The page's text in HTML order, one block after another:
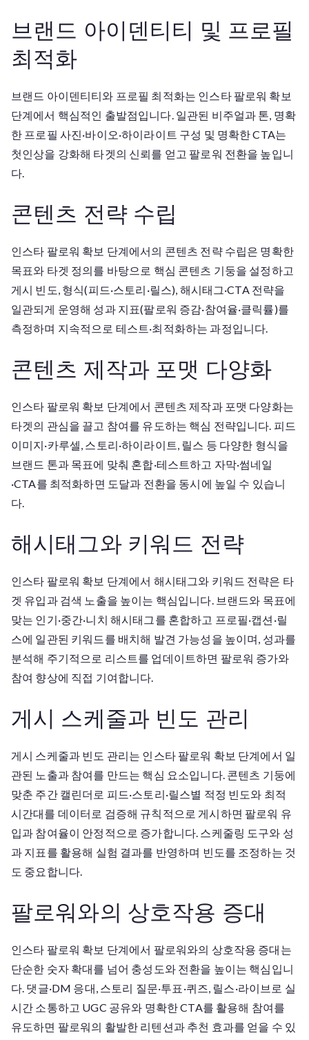
브랜드 아이덴티티 및 프로필
최적화
브랜드 아이덴티티와 프로필 최적화는 인스타 팔로워 확보
단계에서 핵심적인 출발점입니다. 일관된 비주얼과 톤, 명확
한 프로필 사진·바이오·하이라이트 구성 및 명확한 CTA는
첫인상을 강화해 타겟의 신뢰를 얻고 팔로워 전환을 높입니
다.
콘텐츠 전략 수립
인스타 팔로워 확보 단계에서의 콘텐츠 전략 수립은 명확한
목표와 타겟 정의를 바탕으로 핵심 콘텐츠 기둥을 설정하고
게시 빈도, 형식(피드·스토리·릴스), 해시태그·CTA 전략을
일관되게 운영해 성과 지표(팔로워 증감·참여율·클릭률)를
측정하며 지속적으로 테스트·최적화하는 과정입니다.
콘텐츠 제작과 포맷 다양화
인스타 팔로워 확보 단계에서 콘텐츠 제작과 포맷 다양화는
타겟의 관심을 끌고 참여를 유도하는 핵심 전략입니다. 피드
이미지·카루셀, 스토리·하이라이트, 릴스 등 다양한 형식을
브랜드 톤과 목표에 맞춰 혼합·테스트하고 자막·썸네일
·CTA를 최적화하면 도달과 전환을 동시에 높일 수 있습니
다.
해시태그와 키워드 전략
인스타 팔로워 확보 단계에서 해시태그와 키워드 전략은 타
겟 유입과 검색 노출을 높이는 핵심입니다. 브랜드와 목표에
맞는 인기·중간·니치 해시태그를 혼합하고 프로필·캡션·릴
스에 일관된 키워드를 배치해 발견 가능성을 높이며, 성과를
분석해 주기적으로 리스트를 업데이트하면 팔로워 증가와
참여 향상에 직접 기여합니다.
게시 스케줄과 빈도 관리
게시 스케줄과 빈도 관리는 인스타 팔로워 확보 단계에서 일
관된 노출과 참여를 만드는 핵심 요소입니다. 콘텐츠 기둥에
맞춘 주간 캘린더로 피드·스토리·릴스별 적정 빈도와 최적
시간대를 데이터로 검증해 규칙적으로 게시하면 팔로워 유
입과 참여율이 안정적으로 증가합니다. 스케줄링 도구와 성
과 지표를 활용해 실험 결과를 반영하며 빈도를 조정하는 것
도 중요합니다.
팔로워와의 상호작용 증대
인스타 팔로워 확보 단계에서 팔로워와의 상호작용 증대는
단순한 숫자 확대를 넘어 충성도와 전환을 높이는 핵심입니
다. 댓글·DM 응대, 스토리 질문·투표·퀴즈, 릴스·라이브로 실
시간 소통하고 UGC 공유와 명확한 CTA를 활용해 참여를
유도하면 팔로워의 활발한 리텐션과 추천 효과를 얻을 수 있